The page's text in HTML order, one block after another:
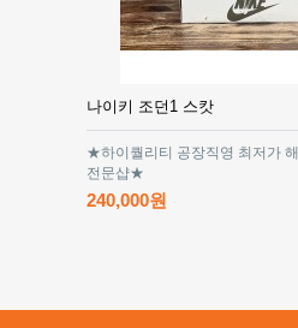
나이키 조던1 스캇
★하이퀄리티 공장직영 최저가
전문샵★
240,000원